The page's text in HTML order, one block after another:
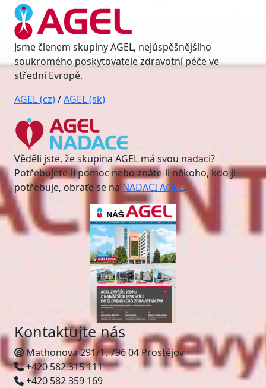
Jsme členem skupiny AGEL, nejúspěšnějšího
soukromého poskytovatele zdravotní péče ve
střední Evropě.
AGEL (cz)/AGEL (sk)
Věděli jste, že skupina AGEL má svou nadaci?
Potřebujete-li pomoc nebo znáte-li někoho, kdo ji
potřebuje, obraťe se na NADACI AGEL.
Kontaktujte nás
Mathonova 291/1, 796 04 Prostějov
+420 582 315 111
+420 582 359 169